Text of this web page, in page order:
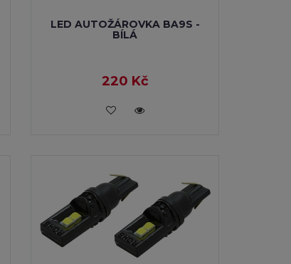
LED AUTOŽÁROVKA BA9S -
BÍLÁ
220 Kč
VLOŽIT DO KOŠÍKU